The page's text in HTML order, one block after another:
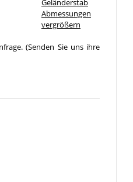
vergrößern
(Senden Sie uns ihre